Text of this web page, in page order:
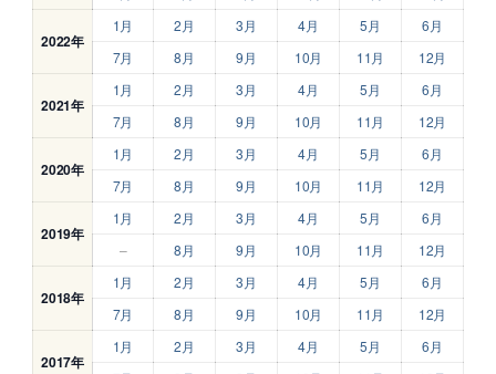
2022年
1月 2月 3月 4月 5月
6月
7月
8月 9月 10月 11月 12月
2021年
1月 2月 3月 4月 5月
6月
7月
8月 9月 10月 11月 12月
2020年
1月 2月 3月 4月 5月
6月
7月
8月 9月 10月 11月 12月
2019年
1月 2月 3月 4月 5月
6月
–
8月 9月 10月 11月 12月
2018年
1月 2月 3月 4月 5月
6月
7月
8月 9月 10月 11月 12月
2017年
1月 2月 3月 4月 5月
6月